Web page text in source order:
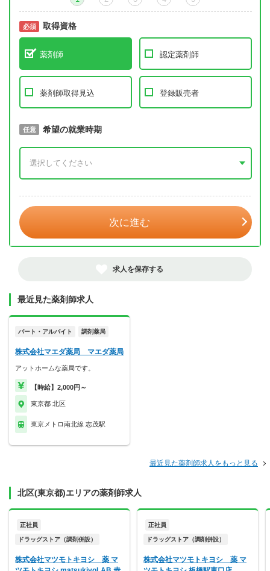
必須 取得資格
薬剤師 認定薬剤師
薬剤師取得見込 登録販売者
必須 取得予定年
任意 希望の就業時期
次に進む
求人を保存する
最近見た薬剤師求人
パート・アルバイト 調剤薬局
株式会社マエダ薬局 マエダ薬局
アットホームな薬局です。
【時給】2,000円～
東京都 北区
東京メトロ南北線 志茂駅
最近見た薬剤師求人をもっと見る
北区(東京都)エリアの薬剤師求人
正社員
ドラッグストア（調剤併設）
株式会社マツモトキヨシ 薬 マ
正社員
ドラッグストア（調剤併設）
株式会社マツモトキヨシ 薬 マ